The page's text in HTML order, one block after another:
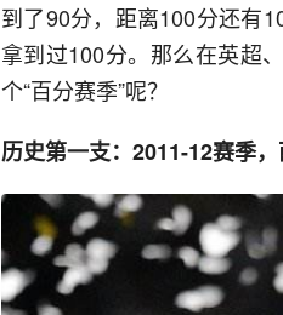
到了90分，距离100分还有
拿到过100分。那么在英超
个“百分赛季”呢？
历史第一支：2011-12赛季